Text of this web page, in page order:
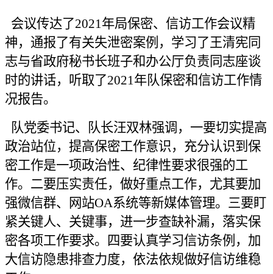
会议传达了2021年局保密、信访工作会议精
神，通报了有关失泄密案例，学习了王清宪同
志与省政府秘书长班子和办公厅负责同志座谈
时的讲话，听取了2021年队保密和信访工作情
况报告。
队党委书记、队长汪双林强调，一要切实提高
政治站位，提高保密工作意识，充分认识到保
密工作是一项政治性、纪律性要求很强的工
作。二要压实责任，做好重点工作，尤其要加
强微信群、网站OA系统等新媒体管理。三要盯
紧关键人、关键事，进一步查缺补漏，落实保
密各项工作要求。四要认真学习信访条例，加
大信访隐患排查力度，依法依规做好信访维稳